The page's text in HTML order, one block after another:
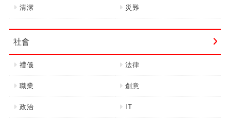
清潔 災難
社會
禮儀 法律
職業 創意
政治 IT